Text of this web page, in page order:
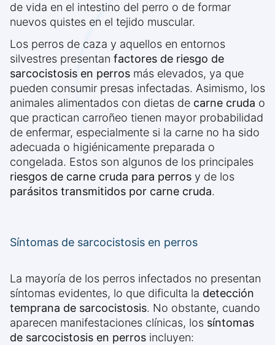
de vida en el intestino del perro o de formar
nuevos quistes en el tejido muscular.
Los perros de caza y aquellos en entornos
silvestres presentan factores de riesgo de
sarcocistosis en perros más elevados, ya que
pueden consumir presas infectadas. Asimismo, los
animales alimentados con dietas de carne cruda o
que practican carroñeo tienen mayor probabilidad
de enfermar, especialmente si la carne no ha sido
adecuada o higiénicamente preparada o
congelada. Estos son algunos de los principales
riesgos de carne cruda para perros y de los
parásitos transmitidos por carne cruda.
Síntomas de sarcocistosis en perros
La mayoría de los perros infectados no presentan
síntomas evidentes, lo que dificulta la detección
temprana de sarcocistosis. No obstante, cuando
aparecen manifestaciones clínicas, los síntomas
de sarcocistosis en perros incluyen: